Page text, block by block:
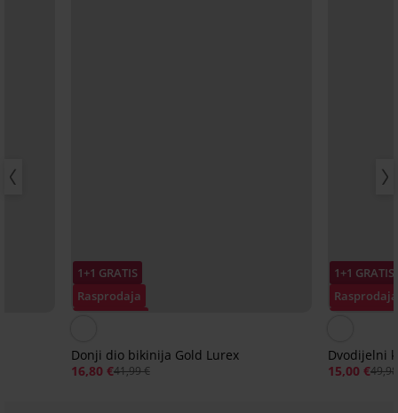
1+1 GRATIS
Rasprodaja
Donji dio bikinija Gold Lurex
16,80 €41,99 €
1+1 GRATIS
Rasprodaja
Dvodijelni
15,00 €